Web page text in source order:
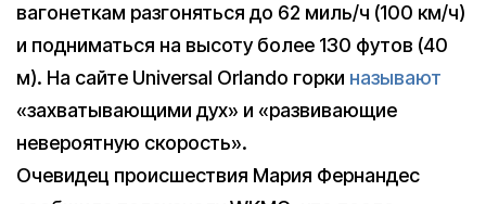
вагонеткам разгоняться до 62 миль/ч (100 км/ч)
и подниматься на высоту более 130 футов (40
м). На сайте Universal Orlando горки называют
«захватывающими дух» и «развивающие
невероятную скорость».
Очевидец происшествия Мария Фернандес